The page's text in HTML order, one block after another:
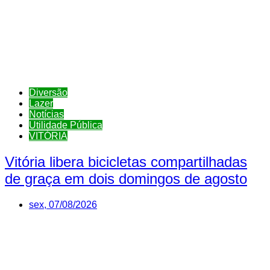
Diversão
Lazer
Notícias
Utilidade Pública
VITÓRIA
Vitória libera bicicletas compartilhadas
de graça em dois domingos de agosto
sex, 07/08/2026